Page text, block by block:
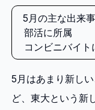
5月の主な出来事
部活に所属
コンビニバイト
5月はあまり新し
ど、東大という新